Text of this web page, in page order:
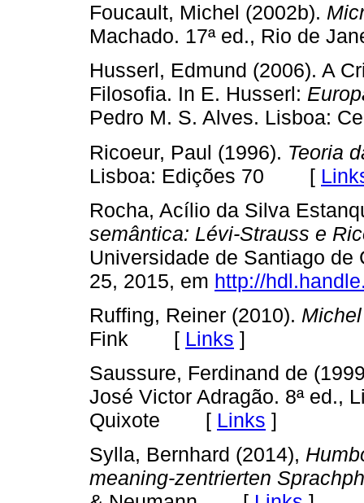
Foucault, Michel (2002b).
Machado. 17ª ed., Rio de
Husserl, Edmund (2006). A
Filosofia. In E. Husserl:
Pedro M. S. Alves.
Ricoeur, Paul (1996). Teoria
Lisboa: Edições 70 [
Rocha, Acílio da Silva
semântica: Lévi-Strauss e
Universidade de Santiago
25, 2015, em http://
Ruffing, Reiner (2010).
Fink [ Links ]
Saussure, Ferdinand de
José Victor Adragão. 8ª ed.,
Quixote [ Links ]
Sylla, Bernhard (2014),
meaning-zentrierten